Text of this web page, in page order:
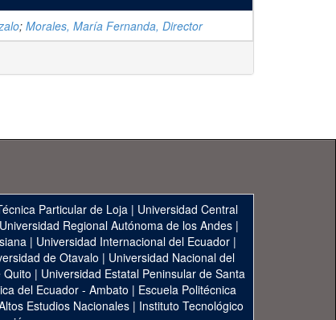
; Morales, María Fernanda, Director
Particular de Loja | Universidad Central
Universidad Regional Autónoma de los Andes|
| Universidad Internacional del Ecuador|
de Otavalo | Universidad Nacional del
Quito | Universidad Estatal Peninsular de Santa
del Ecuador - Ambato | Escuela Politécnica
Estudios Nacionales | Instituto Tecnológico